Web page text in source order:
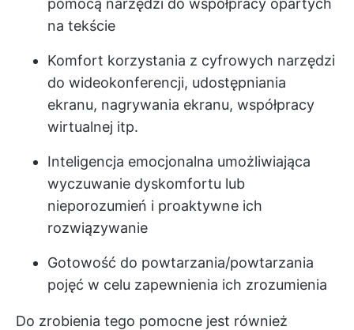
na tekście
Komfort korzystania z cyfrowych narzędzi
do wideokonferencji, udostępniania
ekranu, nagrywania ekranu, współpracy
wirtualnej itp.
Inteligencja emocjonalna umożliwiająca
wyczuwanie dyskomfortu lub
nieporozumień i proaktywne ich
rozwiązywanie
Gotowość do powtarzania/powtarzania
pojęć w celu zapewnienia ich zrozumienia
Do zrobienia tego pomocne jest również